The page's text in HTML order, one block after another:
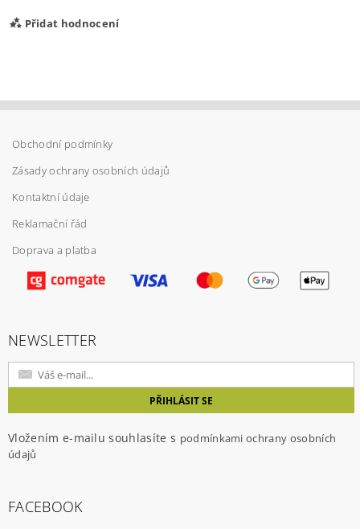
Přidat hodnocení
Vložením hodnocení souhlasíte spodmínkami
ochrany osobních údajů
Obchodní podmínky
Zásady ochrany osobních údajů
Kontaktní údaje
Reklamační řád
Doprava a platba
NEWSLETTER
Vložením e-mailu souhlasíte s podmínkami ochrany osobních
údajů
FACEBOOK